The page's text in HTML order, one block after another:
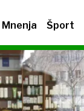
Mnenja Šport